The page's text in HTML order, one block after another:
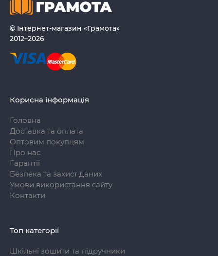
© Інтернет-магазин «Грамота»
2012–2026
Корисна інформація
Головна
Доставка та оплата
Оптовим покупцям
Про нас
Гарантії
Безпека та захист даних
Умови використання сайту
Контакти
Топ категорії
Шкільні зошити та підручники